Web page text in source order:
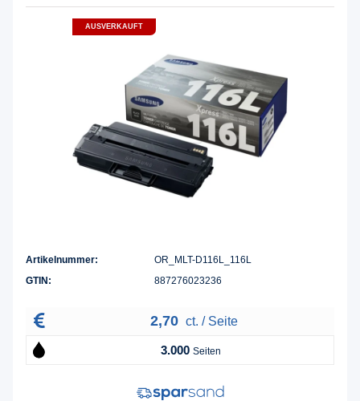
AUSVERKAUFT
Artikelnummer:
OR_MLT-D116L_116L
GTIN:
887276023236
2,70 ct. / Seite
3.000 Seiten